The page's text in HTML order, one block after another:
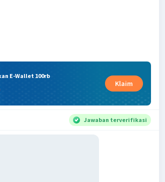
E-Wallet 100rb
Klaim
Jawaban terverifikasi